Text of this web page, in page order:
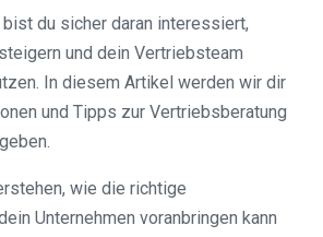
du sicher daran interessiert,
und dein Vertriebsteam
In diesem Artikel werden wir dir
und Tipps zur Vertriebsberatung
wie die richtige
Unternehmen voranbringen kann